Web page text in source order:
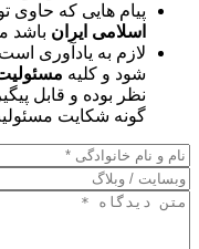
پیام هایی که حاوی
اسلامی ایران باشد
لازم به یادآوری
شود و کلیه
نظر بوده و قابل
گونه شکایت